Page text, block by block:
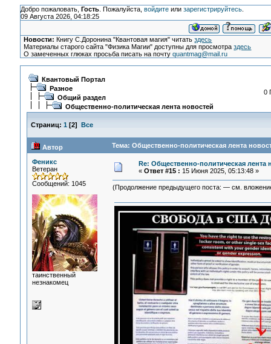
Добро пожаловать, Гость. Пожалуйста, войдитеили зарегистрируйтесь.
09 Августа 2026, 04:18:25
Новости: Книгу С.Доронина "Квантовая магия" читатьздесь
Материалы старого сайта "Физика Магии" доступны для просмотраздесь
О замеченных глюках просьба писать на почтуquantmag@mail.ru
Квантовый Портал
Разное
Общий раздел
Общественно-политическая лента новостей
0
Страниц: 1 [2] Все
Автор Тема: Общественно-политическая лента
Феникс
Ветеран
Сообщений: 1045
таинственный
незнакомец
Re: Общественно-политическая лента
« Ответ #15 : 15 Июня 2025, 05:13:48 »
(Продолжение предыдущего поста: — см.